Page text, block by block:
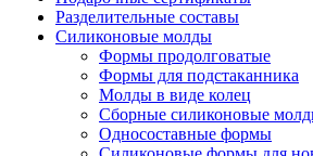
Разделительные составы
Силиконовые молды
Формы продолговатые
Формы для подстаканника
Молды в виде колец
Сборные силиконовые
Односоставные формы